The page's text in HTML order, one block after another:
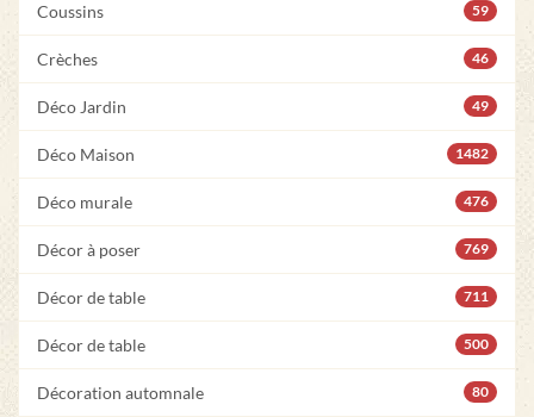
Coussins 59
Crèches 46
Déco Jardin 49
Déco Maison 1482
Déco murale 476
Décor à poser 769
Décor de table 711
Décor de table 500
Décoration automnale 80